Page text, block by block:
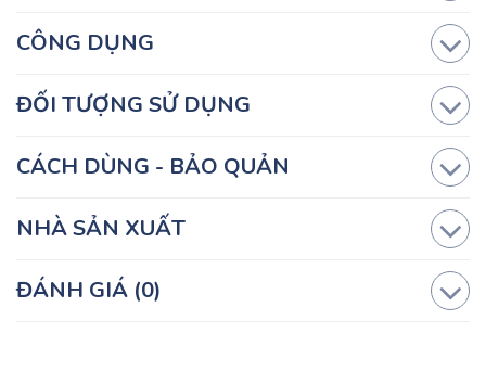
CÔNG DỤNG
ĐỐI TƯỢNG SỬ DỤNG
CÁCH DÙNG - BẢO QUẢN
NHÀ SẢN XUẤT
ĐÁNH GIÁ (0)